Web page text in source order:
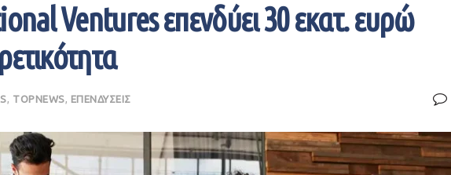
Ventures επενδύει 30 εκατ. ευρώ
TOPNEWS ΕΠΕΝΔΥΣΕΙΣ